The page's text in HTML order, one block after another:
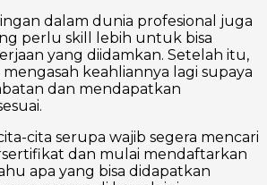
dalam dunia profesional juga
perlu skill lebih untuk bisa
yang diidamkan. Setelah itu,
keahliannya lagi supaya
dan mendapatkan
cita serupa wajib segera mencari
dan mulai mendaftarkan
apa yang bisa didapatkan